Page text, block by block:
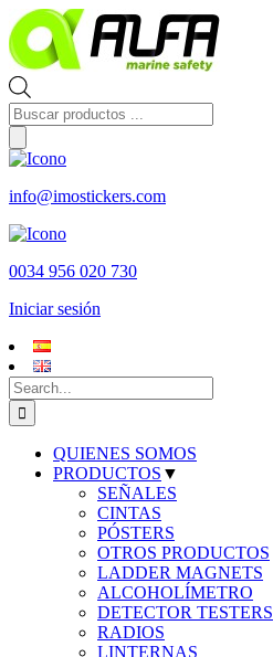
Skip
to
content
Búsqueda
de
productos
info@imostickers.com
0034 956 020 730
Iniciar sesión
Search
for:
QUIENES SOMOS
PRODUCTOS ▼
SEÑALES
CINTAS
PÓSTERS
OTROS PRODUCTOS
LADDER MAGNETS
ALCOHOLÍMETRO
DETECTOR TESTERS
RADIOS
LINTERNAS